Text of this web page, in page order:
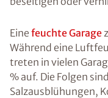
Eine feuchte Garage
Während eine
treten in vielen
% auf. Die Folgen
Salzausblühungen,